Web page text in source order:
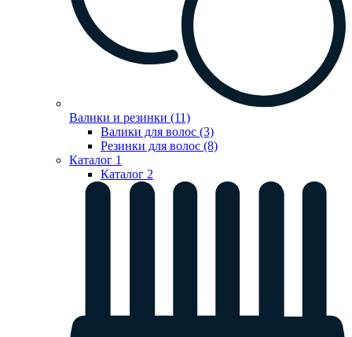
Валики и резинки (11)
Валики для волос (3)
Резинки для волос (8)
Каталог 1
Каталог 2